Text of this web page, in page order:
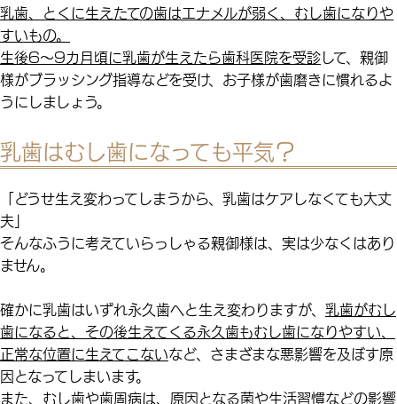
乳歯、とくに生えたての歯はエナメルが弱く、むし歯になりや
すいもの。
生後6～9カ月頃に乳歯が生えたら歯科医院を受診して、親御
様がブラッシング指導などを受け、お子様が歯磨きに慣れるよ
うにしましょう。
乳歯はむし歯になっても平気？
「どうせ生え変わってしまうから、乳歯はケアしなくても大丈
夫」
そんなふうに考えていらっしゃる親御様は、実は少なくはあり
ません。
確かに乳歯はいずれ永久歯へと生え変わりますが、 乳歯がむし
歯になると、その後生えてくる永久歯もむし歯になりやすい、
正常な位置に生えてこないなど、さまざまな悪影響を及ぼす原
因となってしまいます。
また、むし歯や歯周病は、原因となる菌や生活習慣などの影響